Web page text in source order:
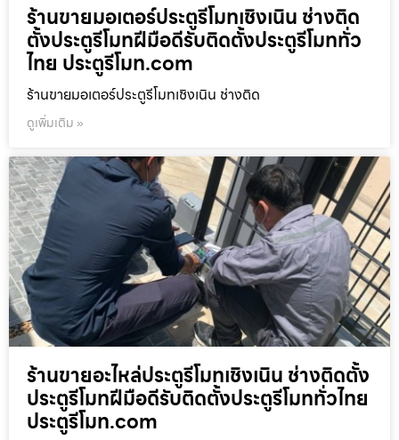
ร้านขายมอเตอร์ประตูรีโมทเชิงเนิน ช่างติด
ตั้งประตูรีโมทฝีมือดีรับติดตั้งประตูรีโมททั่ว
ไทย ประตูรีโมท.com
ร้านขายมอเตอร์ประตูรีโมทเชิงเนิน ช่างติด
ดูเพิ่มเติม »
ร้านขายอะไหล่ประตูรีโมทเชิงเนิน ช่างติดตั้ง
ประตูรีโมทฝีมือดีรับติดตั้งประตูรีโมททั่วไทย
ประตูรีโมท.com